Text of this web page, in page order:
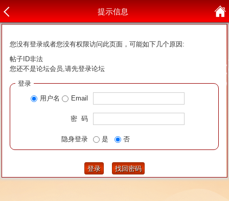
提示信息
您没有登录或者您没有权限访问此页面，可能如下几个原因:
帖子ID非法
您还不是论坛会员,请先登录论坛
登录
用户名
Email
密 码
隐身登录 是 否